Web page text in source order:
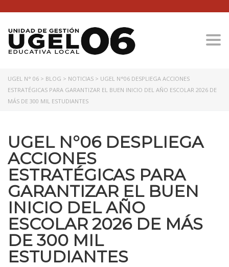
UGEL N° 06 > BLOG > NOTICIAS > UGEL N°06 DESPLIEGA ACCIONES
ESTRATÉGICAS PARA GARANTIZAR EL BUEN INICIO DEL AÑO ESCOLAR 2026 DE
MÁS DE 300 MIL ESTUDIANTES
UGEL N°06 DESPLIEGA
ACCIONES
ESTRATÉGICAS PARA
GARANTIZAR EL BUEN
INICIO DEL AÑO
ESCOLAR 2026 DE MÁS
DE 300 MIL
ESTUDIANTES